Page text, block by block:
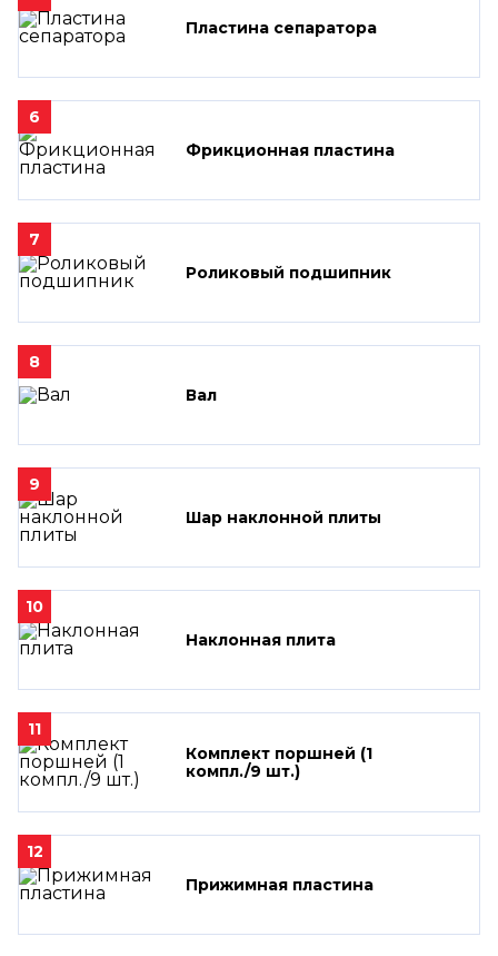
Пластина сепаратора
6
Фрикционная пластина
7
Роликовый подшипник
8
Вал
9
Шар наклонной плиты
10
Наклонная плита
11
Комплект поршней (1
компл./9 шт.)
12
Прижимная пластина